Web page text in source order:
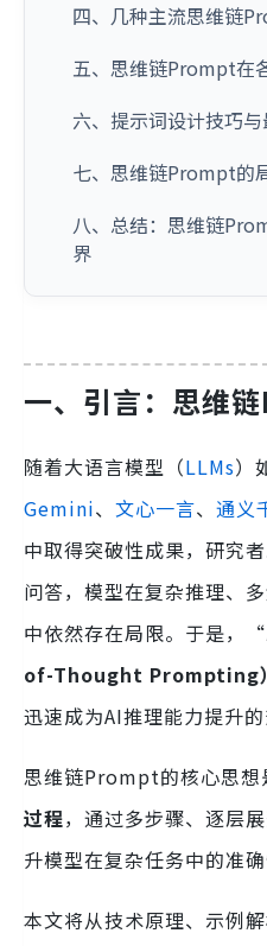
四、几种主流思维链
五、思维链Prompt在
六、提示词设计技巧
七、思维链Prompt的
八、总结：思维链
界
一、引言：思维
随着大语言模型（LLMs）
Gemini、 文心一言、 通义
中取得突破性成果，研究
问答，模型在复杂推理、
中依然存在局限。于是，“
of-Thought Prompting）
迅速成为AI推理能力提升的
思维链Prompt的核心思想
过程，通过多步骤、逐层
升模型在复杂任务中的准确
本文将从技术原理、示例